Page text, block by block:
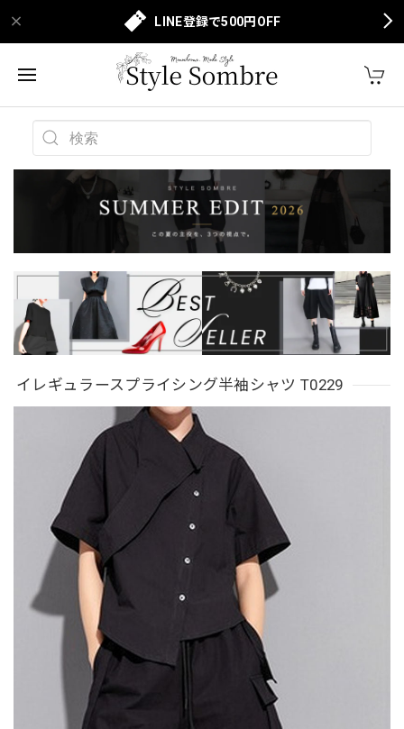
LINE登録で500円OFF
イレギュラースプライシング半袖シャツ T0229